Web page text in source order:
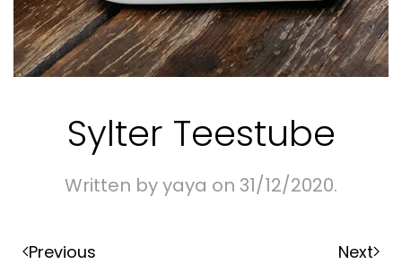
Sylter Teestube
Written byyaya on 31/12/2020.
Previous Next